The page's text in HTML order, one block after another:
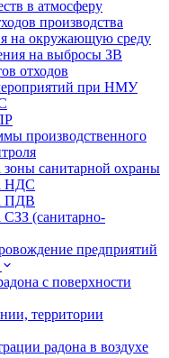
в атмосферу
производства
на окружающую среду
на выбросы ЗВ
отходов
при НМУ
производственного
зоны санитарной охраны
НДС
ПДВ
СЗЗ (санитарно-
предприятий
с поверхности
территории
радона в воздухе